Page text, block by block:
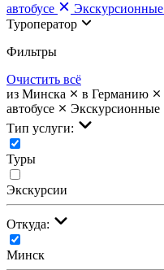
автобусе
Экскурсионные
Туроператор
Фильтры
Очистить всё
из Минска
в Германию
автобусе
Экскурсионные
Тип услуги:
Туры
Экскурсии
Откуда:
Минск